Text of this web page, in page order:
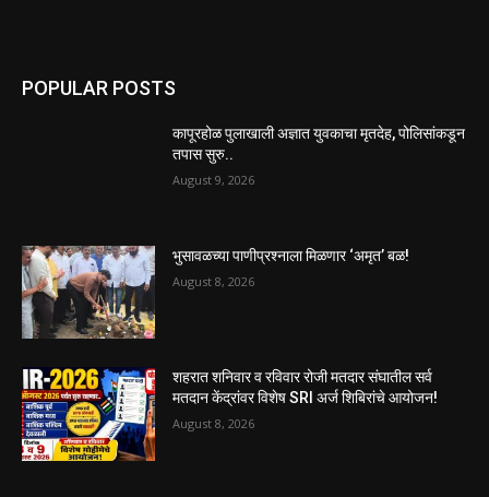
POPULAR POSTS
कापूरहोळ पुलाखाली अज्ञात युवकाचा मृतदेह, पोलिसांकडून
तपास सुरु..
August 9, 2026
भुसावळच्या पाणीप्रश्नाला मिळणार ‘अमृत’ बळ!
August 8, 2026
शहरात शनिवार व रविवार रोजी मतदार संघातील सर्व
मतदान केंद्रांवर विशेष SRI अर्ज शिबिरांचे आयोजन!
August 8, 2026